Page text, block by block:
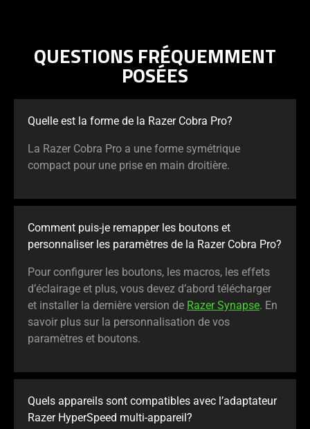
QUESTIONS FRÉQUEMMENT
POSÉES
Quelle est la forme de la Razer Cobra Pro?
La Razer Cobra Pro a une forme symétrique
compact pour une prise en main droitière.
Comment puis-je remapper les boutons et
personnaliser les paramètres de la Razer Cobra Pro?
Pour configurer les boutons, les macros, les effets
d’éclairage et plus, vous devez d’abord télécharger
et installer la dernière version de Razer Synapse. En
savoir plus sur la personnalisation de vos
paramètres et boutons.
Quels appareils sont compatibles avec l’adaptateur
Razer HyperSpeed multi-appareil?